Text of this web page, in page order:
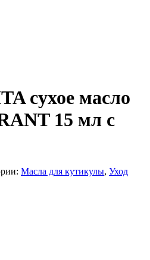
сухое масло
15 мл с
Масла для кутикулы, Уход